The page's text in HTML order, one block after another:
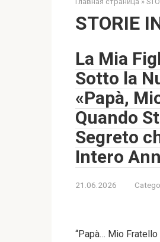
STORIE
La Mia
Sotto la
«Papà,
Quando
Segreto
Intero
21.06.2026
“Papà… Mio